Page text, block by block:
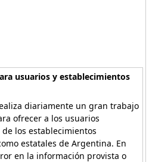
usuarios y establecimientos
diariamente un gran trabajo
ofrecer a los usuarios
los establecimientos
estatales de Argentina. En
en la información provista o